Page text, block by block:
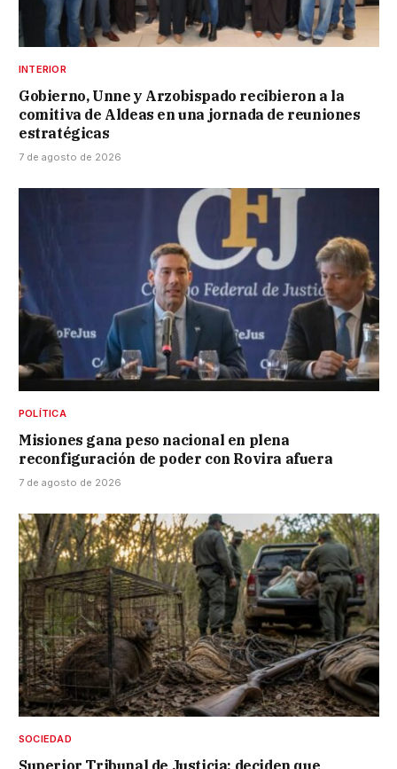
INTERIOR
Gobierno, Unne y Arzobispado recibieron a la
comitiva de Aldeas en una jornada de reuniones
estratégicas
7 de agosto de 2026
POLÍTICA
Misiones gana peso nacional en plena
reconfiguración de poder con Rovira afuera
7 de agosto de 2026
SOCIEDAD
Superior Tribunal de Justicia: deciden que